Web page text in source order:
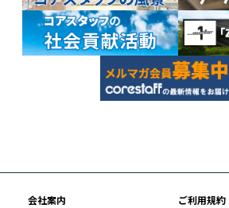
会社案内
ご利用規約